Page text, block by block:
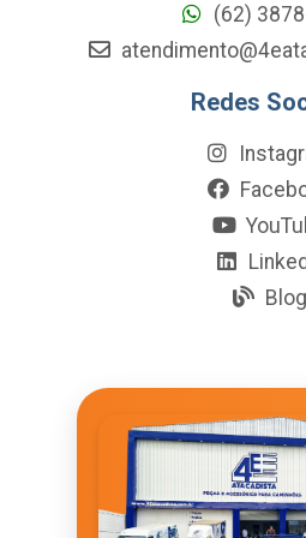
(62)
Redes
Blog